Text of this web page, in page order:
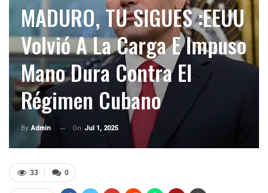
MADURO, TU SIGUES :EEUU
Volvió A La Carga E Impuso
Mano Dura Contra El
Régimen Cubano
By Admin On Jul 1, 2025
0
33